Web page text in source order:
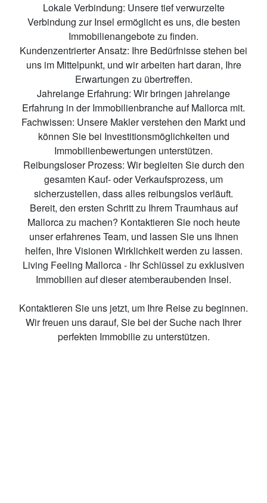
Lokale Verbindung: Unsere tief verwurzelte
Verbindung zur Insel ermöglicht es uns, die besten
Immobilienangebote zu finden.
Kundenzentrierter Ansatz: Ihre Bedürfnisse stehen bei
uns im Mittelpunkt, und wir arbeiten hart daran, Ihre
Erwartungen zu übertreffen.
Jahrelange Erfahrung: Wir bringen jahrelange
Erfahrung in der Immobilienbranche auf Mallorca mit.
Fachwissen: Unsere Makler verstehen den Markt und
können Sie bei Investitionsmöglichkeiten und
Immobilienbewertungen unterstützen.
Reibungsloser Prozess: Wir begleiten Sie durch den
gesamten Kauf- oder Verkaufsprozess, um
sicherzustellen, dass alles reibungslos verläuft.
Bereit, den ersten Schritt zu Ihrem Traumhaus auf
Mallorca zu machen? Kontaktieren Sie noch heute
unser erfahrenes Team, und lassen Sie uns Ihnen
helfen, Ihre Visionen Wirklichkeit werden zu lassen.
Living Feeling Mallorca - Ihr Schlüssel zu exklusiven
Immobilien auf dieser atemberaubenden Insel.
Kontaktieren Sie uns jetzt, um Ihre Reise zu beginnen.
Wir freuen uns darauf, Sie bei der Suche nach Ihrer
perfekten Immobilie zu unterstützen.